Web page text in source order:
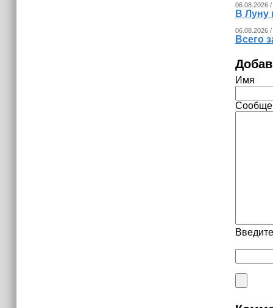
06.08.2026
В Луну
06.08.2026
Всего
Имя